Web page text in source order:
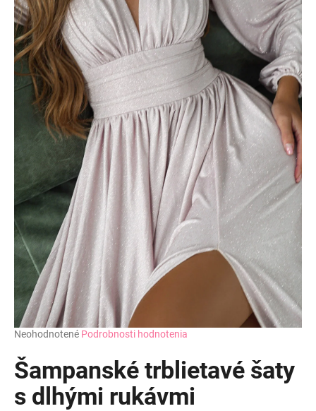
Priemerné
produktu
je
z
Neohodnotené Podrobnosti hodnotenia
Šampanské trblietavé šaty
s dlhými rukávmi